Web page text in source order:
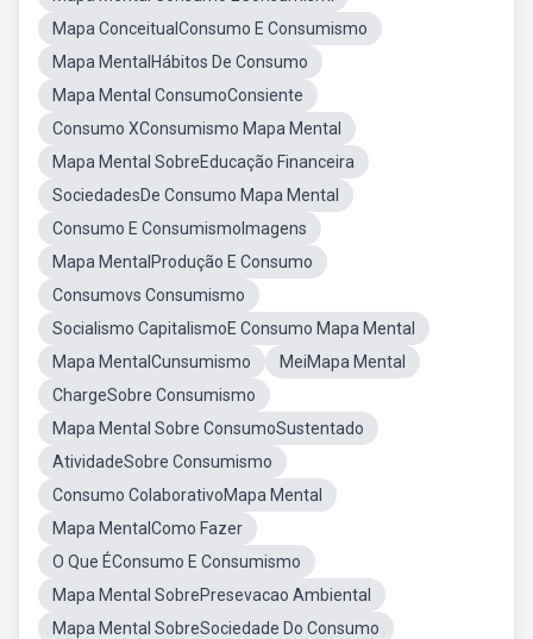
Mapa ConceitualConsumo E Consumismo
Mapa MentalHábitos De Consumo
Mapa Mental ConsumoConsiente
Consumo XConsumismo Mapa Mental
Mapa Mental SobreEducação Financeira
SociedadesDe Consumo Mapa Mental
Consumo E ConsumismoImagens
Mapa MentalProdução E Consumo
Consumovs Consumismo
Socialismo CapitalismoE Consumo Mapa Mental
Mapa MentalCunsumismo
MeiMapa Mental
ChargeSobre Consumismo
Mapa Mental Sobre ConsumoSustentado
AtividadeSobre Consumismo
Consumo ColaborativoMapa Mental
Mapa MentalComo Fazer
O Que ÉConsumo E Consumismo
Mapa Mental SobrePresevacao Ambiental
Mapa Mental SobreSociedade Do Consumo